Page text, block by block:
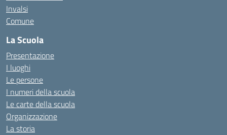
Invalsi
Comune
La Scuola
Presentazione
I luoghi
Le persone
I numeri della scuola
Le carte della scuola
Organizzazione
La storia